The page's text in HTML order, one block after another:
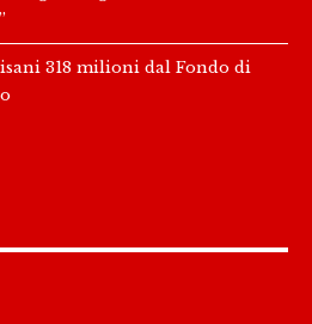
318 milioni dal Fondo di